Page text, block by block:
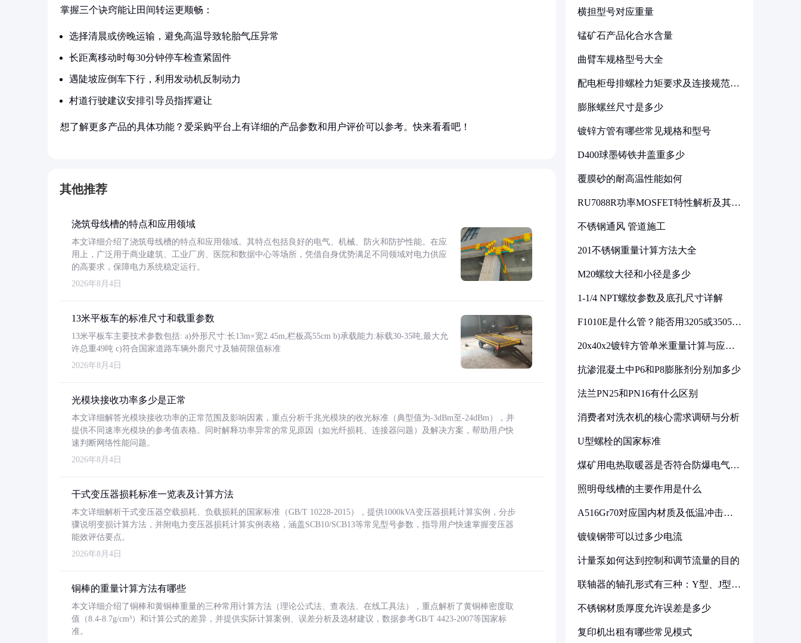
掌握三个诀窍能让田间转运更顺畅：
选择清晨或傍晚运输，避免高温导致轮胎气压异常
长距离移动时每30分钟停车检查紧固件
遇陡坡应倒车下行，利用发动机反制动力
村道行驶建议安排引导员指挥避让
想了解更多产品的具体功能？爱采购平台上有详细的产品参数和用户评价可以参考。快来看看吧！
其他推荐
浇筑母线槽的特点和应用领域
本文详细介绍了浇筑母线槽的特点和应用领域。其特点包括良好的电气、机械、防火和防护性能。在应
用上，广泛用于商业建筑、工业厂房、医院和数据中心等场所，凭借自身优势满足不同领域对电力供应
的高要求，保障电力系统稳定运行。
2026年8月4日
13米平板车的标准尺寸和载重参数
13米平板车主要技术参数包括: a)外形尺寸:长13m×宽2.45m,栏板高55cm b)承载能力:标载30-35吨,最大允
许总重49吨 c)符合国家道路车辆外廓尺寸及轴荷限值标准
2026年8月4日
光模块接收功率多少是正常
本文详细解答光模块接收功率的正常范围及影响因素，重点分析千兆光模块的收光标准（典型值为-3dBm至-24dBm），并
提供不同速率光模块的参考值表格。同时解释功率异常的常见原因（如光纤损耗、连接器问题）及解决方案，帮助用户快
速判断网络性能问题。
2026年8月4日
干式变压器损耗标准一览表及计算方法
本文详细解析干式变压器空载损耗、负载损耗的国家标准（GB/T 10228-2015），提供1000kVA变压器损耗计算实例，分步
骤说明变损计算方法，并附电力变压器损耗计算实例表格，涵盖SCB10/SCB13等常见型号参数，指导用户快速掌握变压器
能效评估要点。
2026年8月4日
铜棒的重量计算方法有哪些
本文详细介绍了铜棒和黄铜棒重量的三种常用计算方法（理论公式法、查表法、在线工具法），重点解析了黄铜棒密度取
值（8.4-8.7g/cm³）和计算公式的差异，并提供实际计算案例、误差分析及选材建议，数据参考GB/T 4423-2007等国家标
准。
横担型号对应重量
锰矿石产品化合水含量
曲臂车规格型号大全
配电柜母排螺栓力矩要求及连接规范详
膨胀螺丝尺寸是多少
镀锌方管有哪些常见规格和型号
D400球墨铸铁井盖重多少
覆膜砂的耐高温性能如何
RU7088R功率MOSFET特性解析及其在
不锈钢通风 管道施工
201不锈钢重量计算方法大全
M20螺纹大径和小径是多少
1-1/4 NPT螺纹参数及底孔尺寸详解
F1010E是什么管？能否用3205或3505代
20x40x2镀锌方管单米重量计算与应用
抗渗混凝土中P6和P8膨胀剂分别加多少
法兰PN25和PN16有什么区别
消费者对洗衣机的核心需求调研与分析
U型螺栓的国家标准
煤矿用电热取暖器是否符合防爆电气设
照明母线槽的主要作用是什么
A516Gr70对应国内材质及低温冲击要
镀镍钢带可以过多少电流
计量泵如何达到控制和调节流量的目的
联轴器的轴孔形式有三种：Y型、J型、
不锈钢材质厚度允许误差是多少
复印机出租有哪些常见模式